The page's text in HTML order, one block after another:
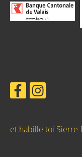
et habille toi